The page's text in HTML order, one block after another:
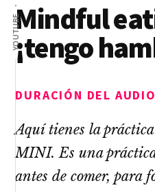
YOUTUBE
Mindful
¡tengo
DURACIÓN DEL
Aquí tienes la
MINI. Es una
antes de comer, para